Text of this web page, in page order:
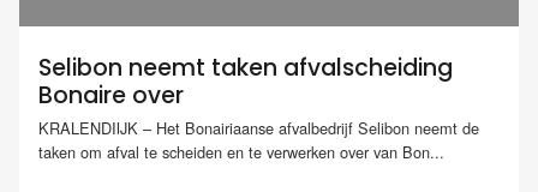
Selibon neemt taken afvalscheiding
Bonaire over
KRALENDIIJK – Het Bonairiaanse afvalbedrijf Selibon neemt de
taken om afval te scheiden en te verwerken over van Bon...